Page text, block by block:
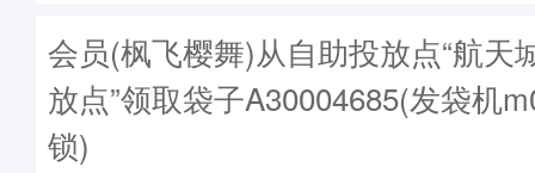
会员(枫飞樱舞)从自助投放点“航天
放点”领取袋子A30004685(发袋机
锁)